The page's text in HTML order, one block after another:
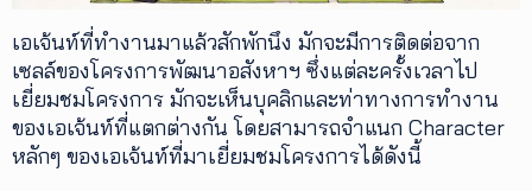
การ
ให้
บริการ
ดาวน์
แอปฯ
เอเจ้นท์ที่ทำงานมาแล้วสักพักนึง มักจะมีการติดต่อจาก
เซลล์ของโครงการพัฒนาอสังหาฯ ซึ่งแต่ละครั้งเวลาไป
เยี่ยมชมโครงการ มักจะเห็นบุคลิกและท่าทางการทำงาน
ของเอเจ้นท์ที่แตกต่างกัน โดยสามารถจำแนก Character
หลักๆ ของเอเจ้นท์ที่มาเยี่ยมชมโครงการได้ดังนี้